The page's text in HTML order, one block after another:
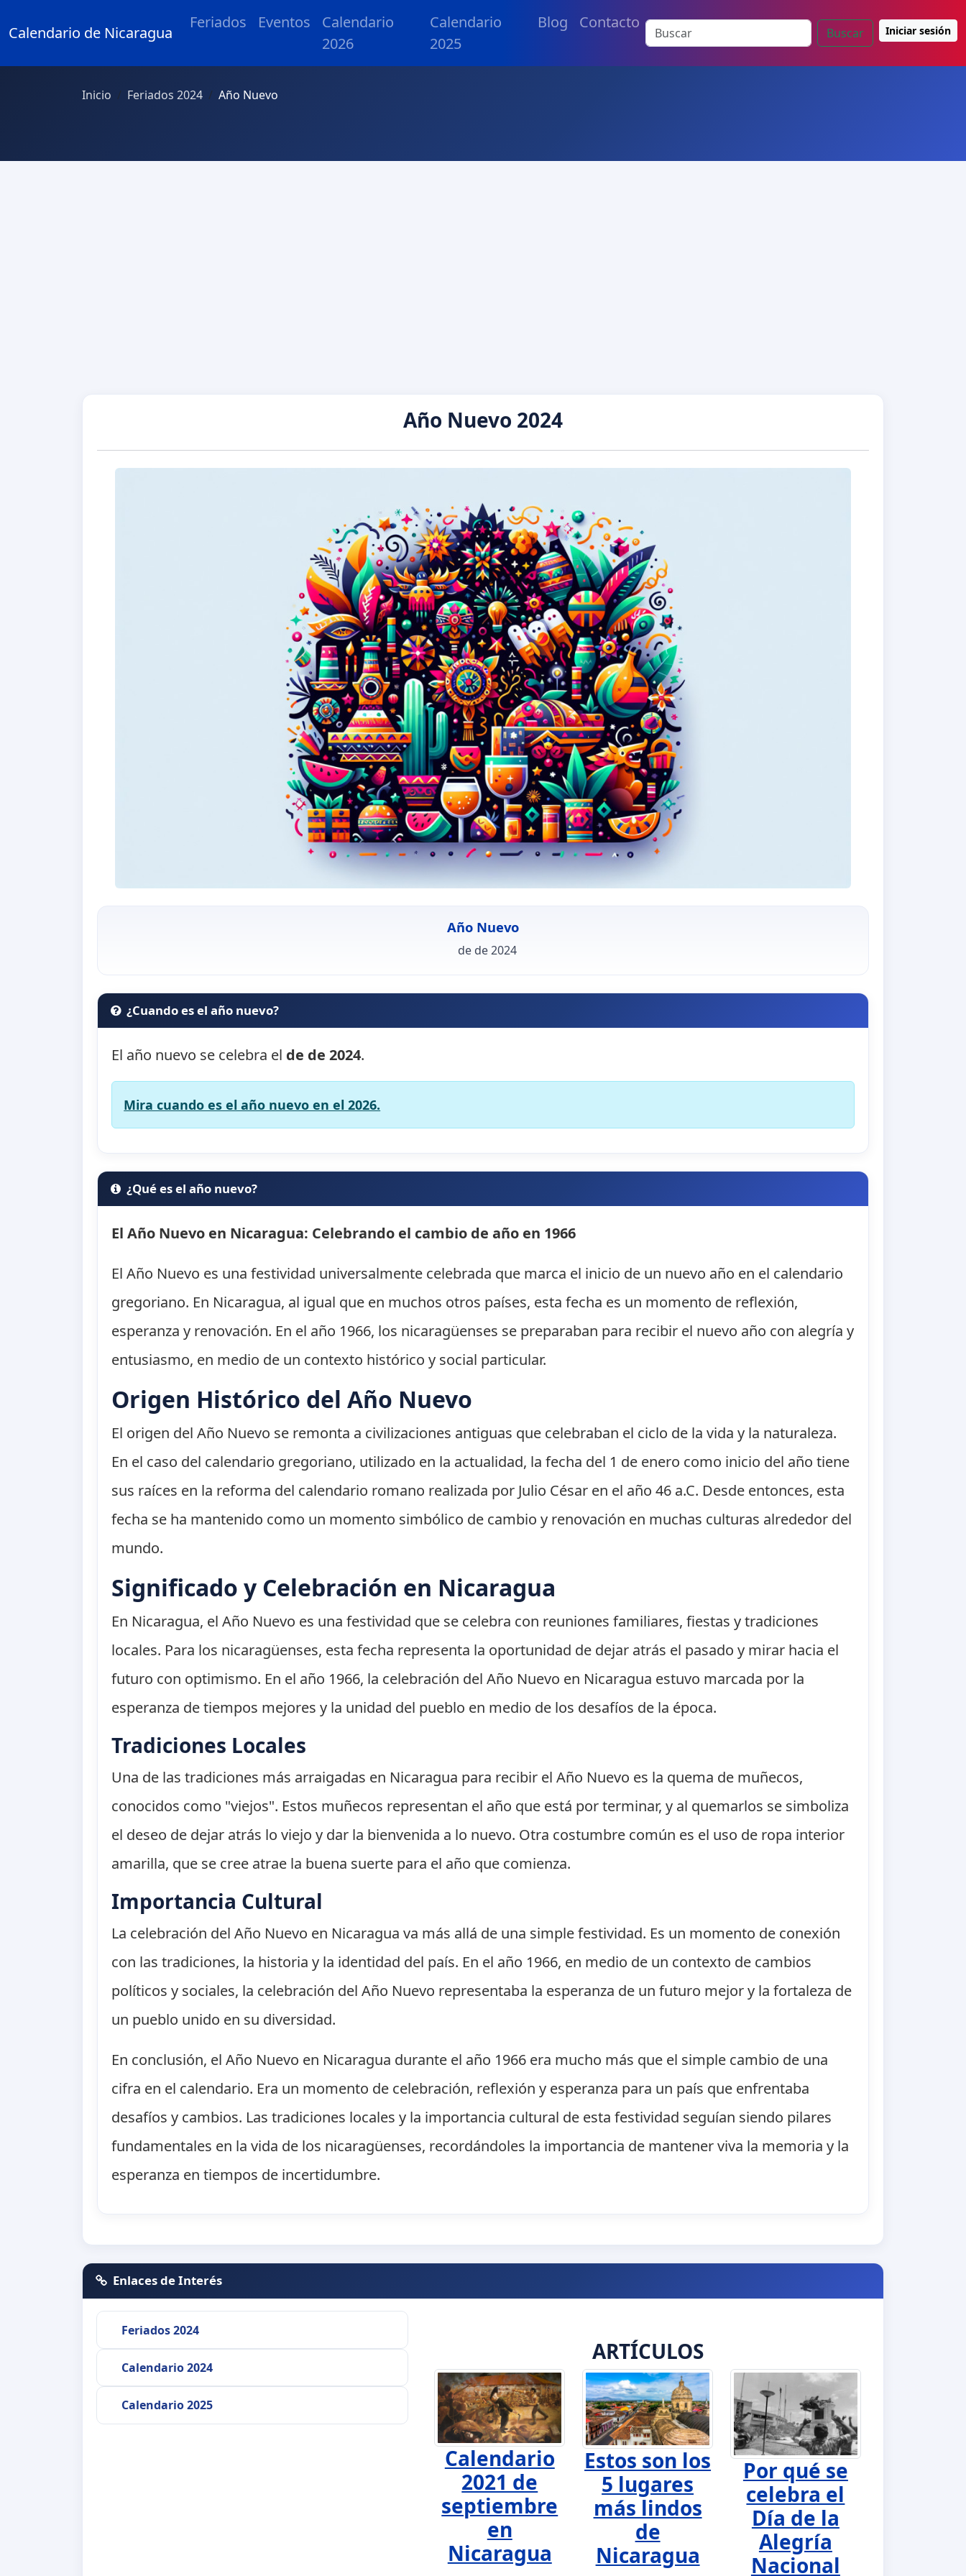
Calendario de Nicaragua
Feriados Eventos
Calendario
2026
Calendario
2025
Blog Contacto
Buscar Iniciar sesión
Inicio Feriados 2024 Año Nuevo
Año Nuevo 2024
Año Nuevo
de de 2024
¿Cuando es el año nuevo?
El año nuevo se celebra el de de 2024.
Mira cuando es el año nuevo en el 2026.
¿Qué es el año nuevo?
El Año Nuevo en Nicaragua: Celebrando el cambio de año en 1966
El Año Nuevo es una festividad universalmente celebrada que marca el inicio de un nuevo año en el calendario
gregoriano. En Nicaragua, al igual que en muchos otros países, esta fecha es un momento de reflexión,
esperanza y renovación. En el año 1966, los nicaragüenses se preparaban para recibir el nuevo año con alegría y
entusiasmo, en medio de un contexto histórico y social particular.
Origen Histórico del Año Nuevo
El origen del Año Nuevo se remonta a civilizaciones antiguas que celebraban el ciclo de la vida y la naturaleza.
En el caso del calendario gregoriano, utilizado en la actualidad, la fecha del 1 de enero como inicio del año tiene
sus raíces en la reforma del calendario romano realizada por Julio César en el año 46 a.C. Desde entonces, esta
fecha se ha mantenido como un momento simbólico de cambio y renovación en muchas culturas alrededor del
mundo.
Significado y Celebración en Nicaragua
En Nicaragua, el Año Nuevo es una festividad que se celebra con reuniones familiares, fiestas y tradiciones
locales. Para los nicaragüenses, esta fecha representa la oportunidad de dejar atrás el pasado y mirar hacia el
futuro con optimismo. En el año 1966, la celebración del Año Nuevo en Nicaragua estuvo marcada por la
esperanza de tiempos mejores y la unidad del pueblo en medio de los desafíos de la época.
Tradiciones Locales
Una de las tradiciones más arraigadas en Nicaragua para recibir el Año Nuevo es la quema de muñecos,
conocidos como "viejos". Estos muñecos representan el año que está por terminar, y al quemarlos se simboliza
el deseo de dejar atrás lo viejo y dar la bienvenida a lo nuevo. Otra costumbre común es el uso de ropa interior
amarilla, que se cree atrae la buena suerte para el año que comienza.
Importancia Cultural
La celebración del Año Nuevo en Nicaragua va más allá de una simple festividad. Es un momento de conexión
con las tradiciones, la historia y la identidad del país. En el año 1966, en medio de un contexto de cambios
políticos y sociales, la celebración del Año Nuevo representaba la esperanza de un futuro mejor y la fortaleza de
un pueblo unido en su diversidad.
En conclusión, el Año Nuevo en Nicaragua durante el año 1966 era mucho más que el simple cambio de una
cifra en el calendario. Era un momento de celebración, reflexión y esperanza para un país que enfrentaba
desafíos y cambios. Las tradiciones locales y la importancia cultural de esta festividad seguían siendo pilares
fundamentales en la vida de los nicaragüenses, recordándoles la importancia de mantener viva la memoria y la
esperanza en tiempos de incertidumbre.
Enlaces de Interés
Feriados 2024
Calendario 2024
Calendario 2025
ARTÍCULOS
Calendario
2021 de
septiembre
en
Nicaragua
Estos son los
5 lugares
más lindos
de
Nicaragua
Por qué se
celebra el
Día de la
Alegría
Nacional